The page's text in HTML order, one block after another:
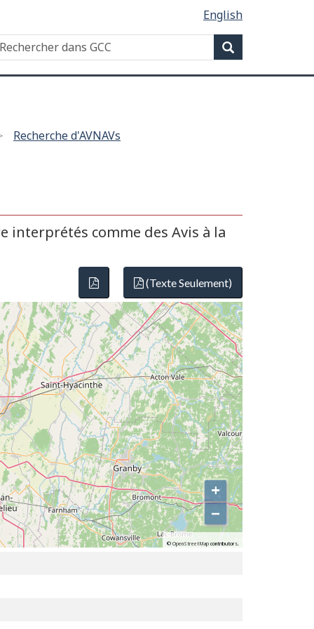
English
Recherche
Recherche d'AVNAVs
interprétés comme des Avis à la
(Texte Seulement)
+
−
© OpenStreetMapcontributors.